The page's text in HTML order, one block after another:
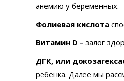
анемию у беременных.
Фолиевая кислота
Витамин D – залог
ДГК, или
ребенка. Далее мы